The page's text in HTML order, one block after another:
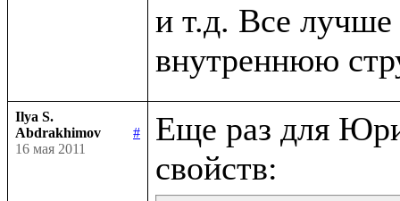
и т.д. Все лучше
Ilya S.
Abdrakhimov
#
16 мая 2011
Еще раз для